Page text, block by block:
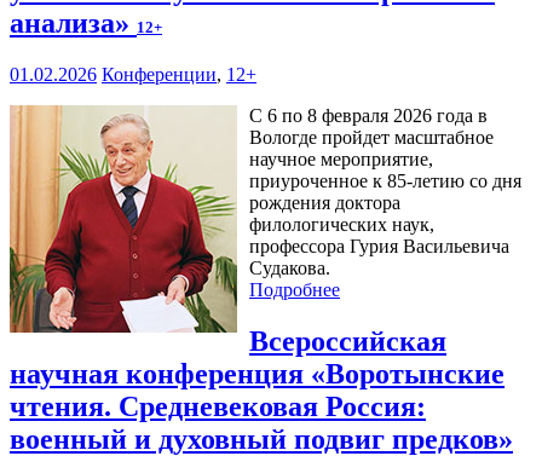
анализа» 12+
01.02.2026 Конференции, 12+
С 6 по 8 февраля 2026 года в
Вологде пройдет масштабное
научное мероприятие,
приуроченное к 85-летию со дня
рождения доктора
филологических наук,
профессора Гурия Васильевича
Судакова.
Подробнее
Всероссийская
научная конференция «Воротынские
чтения. Средневековая Россия:
военный и духовный подвиг предков»